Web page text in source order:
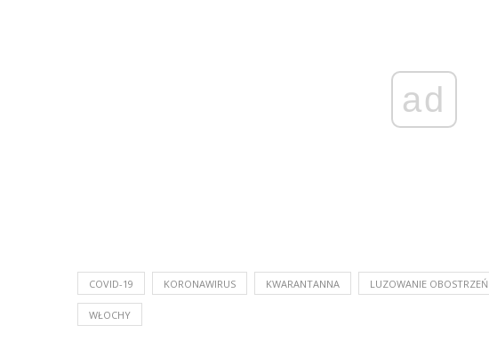
ad
COVID-19 KORONAWIRUS KWARANTANNA LUZOWANIE OBOSTRZEŃ
WŁOCHY